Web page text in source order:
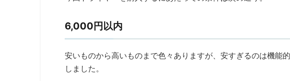
6,000円以内
安いものから高いものまで色々ありますが、安すぎるのは機能
しました。